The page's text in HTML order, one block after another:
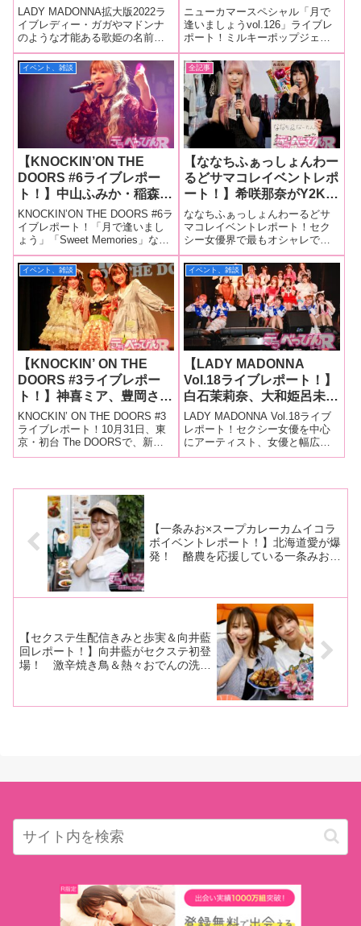
後！ 総勢29名ものアー
ティストが熱唱！ いまや
アダルト界の国民的行事と
なった最大にして最高のラ
イブが開催！
LADY MADONNA拡大版2022ラ
イブレディー・ガガやマドンナ
のような才能ある歌姫の名前に
あやかったライブイベント
「LADY MADONNA拡大版
2022」が11月24日行われ、セク
シー女優やセクシーアイドルグ
ループら総勢29名が出演
ト！】潤うるる、稲森美
優、豊岡さつきが放つ、し
なやかで力強いはじまりの
歌！ 真夏の夜に確かな才
能が咲く！
ニューカマースペシャル「月で
逢いましょうvol.126」ライブレ
ポート！ミルキーポップジェネ
レーション（以下、ミルジェ
ネ）主催の定期ライブシリーズ
「月で逢いましょう」。その
vol.126となる「ニューカマース
ペシャル 潤うるる 稲森美
優 豊
イベント、雑談
【KNOCKIN’ON THE
DOORS #6ライブレポー
ト！】中山ふみか・稲森美
優・蒼羽ななみ・指原美
奈・宮城りえ・RUU・善
場まみ・神喜ミアがそれぞ
れの個性でステージを盛り
上げる！
KNOCKIN’ON THE DOORS #6ラ
イブレポート！「月で逢いまし
ょう」「Sweet Memories」な
ど、セクシー女優によるライブ
イベントを手がけている「ミル
キーポップジェネレーション
（以下、ミルジェネ）」が立ち
上げた新たなラ
全記事
【ななちふぁっしょんわー
るどサマコレイベントレポ
ート！】希咲那奈がY2Kコ
ーデ＆完璧ロリータファッ
ション！ 蒼羽ななみがア
ダルティな裸エプロン姿＆
ドット柄ワンピース姿で登
場！
ななちふぁっしょんわーるどサ
マコレイベントレポート！セク
シー女優界で最もオシャレでお
姫様な希咲那奈ちゃんが、アダ
ルトイベントの聖地・レフカダ
新宿でファッションショーを開
催。6月13日に行われた「ななち
ふぁっしょんわーるど サマコ
レ」には満員
イベント、雑談
【KNOCKIN’ ON THE
DOORS #3ライブレポー
ト！】神喜ミア、豊岡さつ
き、稲森美優がハロウィン
の夜を華やかに彩る！ ラ
イブイベント新勢力の成長
を期待！
KNOCKIN’ ON THE DOORS #3
ライブレポート！10月31日、東
京・初台 The DOORSで、新ラ
イブイベント「KNOCKIN’ ON
夜にふさわしい熱いス
イベント、雑談
【LADY MADONNA
Vol.18ライブレポート！】
白石茉莉奈、大和姫呂未、
栄川乃亜、希島あいり、こ
あらちゃん、稲森美優、木
下凛々子、十束るう、琥珀
やや、みるくの戦士、道玄
発！ ラストは重大発表
LADY MADONNA Vol.18ライブ
レポート！セクシー女優を中心
にアーティスト、女優と幅広い
メンバーが出演する華やかで熱
東京・港区の青山RizMで開
【一条みお×スープカレーカムイコラ
ボイベントレポート！】北海道愛が爆
発！ 酪農を応援している一条みおが
り】
【セクステ生配信きみと歩実＆向井藍
回レポート！】向井藍がセクステ初登
場！ 激辛焼き鳥＆熱々おでんの洗礼